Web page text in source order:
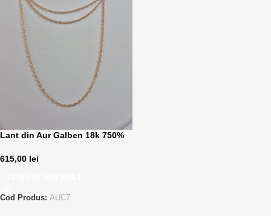
Lant din Aur Galben 18k 750%
615,00 lei
Cod Produs: AUC7